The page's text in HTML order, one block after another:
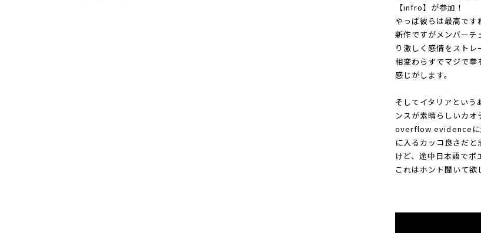
【infro】が参加！
やっぱ彼らは最高で
新作ですがメンバーチ
り激しく感情をスト
相変わらずでマジで拳
感じがします。
そしてイタリアとい
ンスが素晴らしいカ
overflow evidenceに
に入るカッコ良さだ
けど、途中日本語でポ
これはホント聞いて